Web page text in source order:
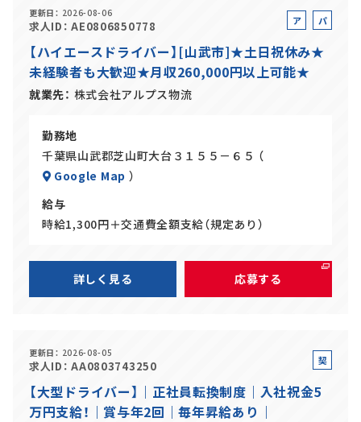
アルバイト・パート採用
SHARE
更新日 2026-08-06
求人ID AE0806850778
ア
バ
イ
パ
ト
【ハイエースドライバー】[山武市]★土日祝休み★
未経験者も大歓迎★月収260,000円以上可能★
就業先 株式会社アルプス物流
勤務地
千葉県山武郡芝山町大台３１５５－６５ （
Google Map ）
給与
時給1,300円＋交通費全額支給（規定あり）
詳しく見る 応募する
更新日 2026-08-05
求人ID AA0803743250
契
社
【大型ドライバー】｜正社員転換制度｜入社祝金5
万円支給！｜賞与年2回｜毎年昇給あり｜